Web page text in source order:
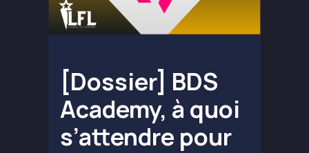
[Dossier] BDS
Academy, à quoi
s’attendre pour